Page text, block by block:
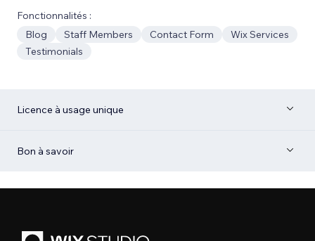
Fonctionnalités :
Blog
Staff Members Contact Form
Wix Services
Testimonials
Licence à usage unique
Bon à savoir